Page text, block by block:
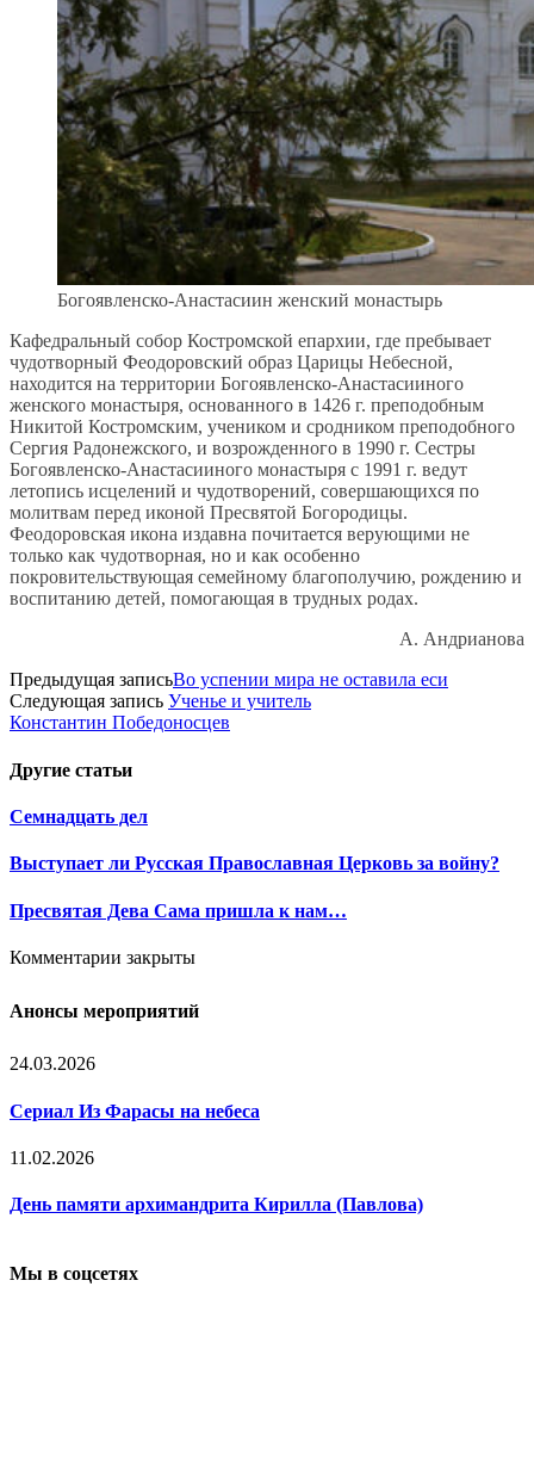
Богоявленско-Анастасиин женский монастырь
Кафедральный собор Костромской епархии, где пребывает
чудотворный Феодоровский образ Царицы Небесной,
находится на территории Богоявленско-Анастасииного
женского монастыря, основанного в 1426 г. преподобным
Никитой Костромским, учеником и сродником преподобного
Сергия Радонежского, и возрожденного в 1990 г. Сестры
Богоявленско-Анастасииного монастыря с 1991 г. ведут
летопись исцелений и чудотворений, совершающихся по
молитвам перед иконой Пресвятой Богородицы.
Феодоровская икона издавна почитается верующими не
только как чудотворная, но и как особенно
покровительствующая семейному благополучию, рождению и
воспитанию детей, помогающая в трудных родах.
А. Андрианова
Предыдущая записьВо успении мира не оставила еси
Следующая запись Ученье и учитель
Константин Победоносцев
Другие статьи
Семнадцать дел
Выступает ли Русская Православная Церковь за войну?
Пресвятая Дева Сама пришла к нам…
Комментарии закрыты
Анонсы мероприятий
24.03.2026
Сериал Из Фарасы на небеса
11.02.2026
День памяти архимандрита Кирилла (Павлова)
Мы в соцсетях